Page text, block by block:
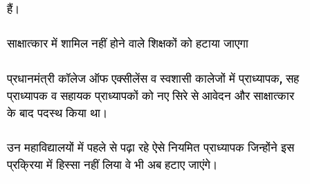
हैं।
साक्षात्कार में शामिल नहीं होने वाले शिक्षकों को हटाया जाएगा
प्रधानमंत्री कॉलेज ऑफ एक्सीलेंस व स्वशासी कालेजों में प्राध्यापक, सह
प्राध्यापक व सहायक प्राध्यापकों को नए सिरे से आवेदन और साक्षात्कार
के बाद पदस्थ किया था।
उन महाविद्यालयों में पहले से पढ़ा रहे ऐसे नियमित प्राध्यापक जिन्होंने इस
प्रक्रिया में हिस्सा नहीं लिया वे भी अब हटाए जाएंगे।